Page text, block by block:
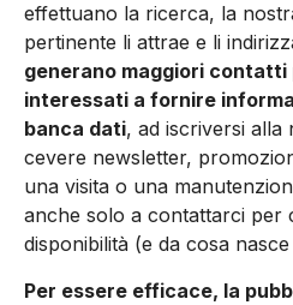
effettua­no la ricerca, la
pertinente li attrae e li
generano maggiori contatti
interessa­ti a fornire
banca dati, ad iscriver­si
cevere newsletter,
una visita o una
anche solo a contat­tarci per
disponibilità (e da cosa
Per essere efficace, la